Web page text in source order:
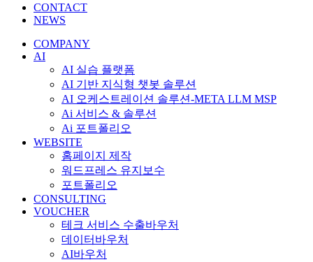
CONTACT
NEWS
COMPANY
AI
AI 실습 플랫폼
AI 기반 지식형 챗봇 솔루션
AI 오케스트레이션 솔루션-META LLM MSP
Ai 서비스 & 솔루션
Ai 포트폴리오
WEBSITE
홈페이지 제작
워드프레스 유지보수
포트폴리오
CONSULTING
VOUCHER
테크 서비스 수출바우처
데이터바우처
AI바우처